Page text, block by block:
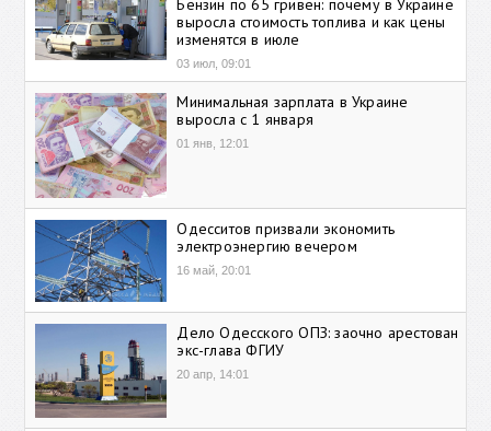
Бензин по 65 гривен: почему в Украине
выросла стоимость топлива и как цены
изменятся в июле
03 июл, 09:01
Минимальная зарплата в Украине
выросла с 1 января
01 янв, 12:01
Одесситов призвали экономить
электроэнергию вечером
16 май, 20:01
Дело Одесского ОПЗ: заочно арестован
экс-глава ФГИУ
20 апр, 14:01